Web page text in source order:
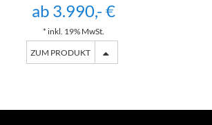
ab 3.990,- €
* inkl. 19% MwSt.
ZUM PRODUKT